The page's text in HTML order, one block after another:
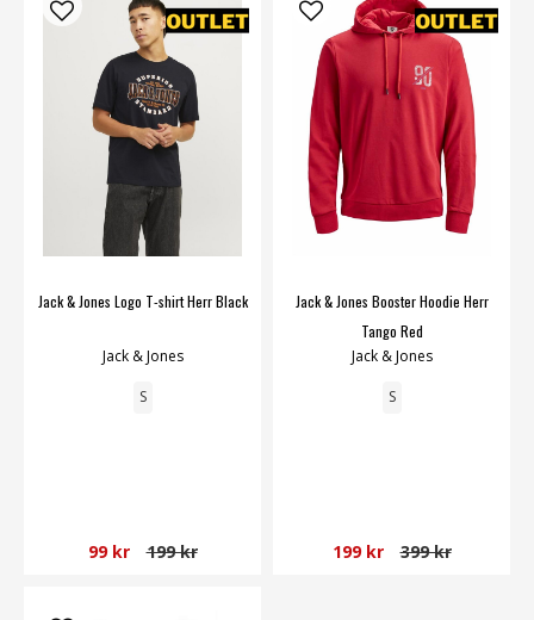
Jack & Jones Logo T-shirt Herr Black
Jack & Jones
S
99 kr 199 kr
Jack & Jones Booster Hoodie Herr
Tango Red
Jack & Jones
S
199 kr 399 kr